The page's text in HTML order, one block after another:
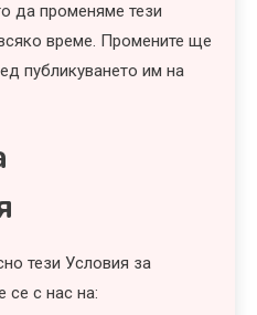
да променяме тези
време. Промените ще
публикуването им на
тези Условия за
се с нас на: